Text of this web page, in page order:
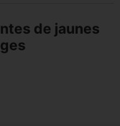
de jaunes